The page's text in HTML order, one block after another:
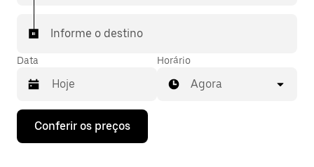
Informe o destino
Data
Pressione
seta
Horário
Agora
Conferir os preços